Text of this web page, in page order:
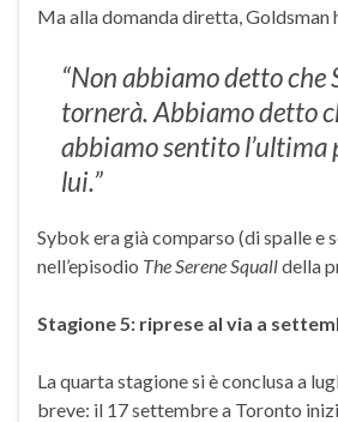
Ma alla domanda diretta,
“Non abbiamo detto che
tornerà. Abbiamo detto
abbiamo sentito l’ultima
lui.”
Sybok era già comparso (di spalle e
nell’episodio The Serene Squalldella
Stagione 5: riprese al via a
La quarta stagione si è conclusa a
breve: il 17 settembre a Toronto